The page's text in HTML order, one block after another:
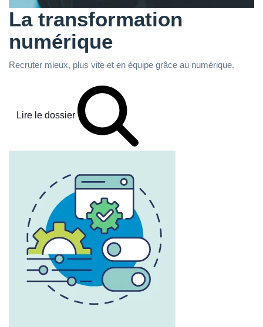
La transformation
numérique
Recruter mieux, plus vite et en équipe grâce au numérique.
Lire le dossier